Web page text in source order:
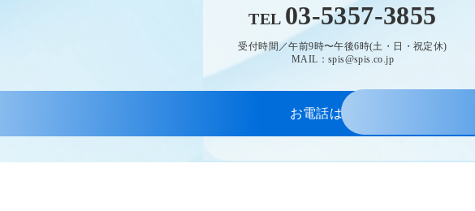
TEL 03-5357-3855
受付時間／午前9時〜午後6時(土・日・祝定休)
MAIL：spis@spis.co.jp
お電話はこちら